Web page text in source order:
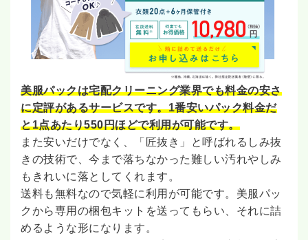
美服パックは宅配クリーニング業界でも料金の安さ
に定評があるサービスです。1番安いパック料金だ
と1点あたり550円ほどで利用が可能です。
また安いだけでなく、「匠抜き」と呼ばれるしみ抜
きの技術で、今まで落ちなかった難しい汚れやしみ
もきれいに落としてくれます。
送料も無料なので気軽に利用が可能です。美服パッ
クから専用の梱包キットを送ってもらい、それに詰
めるような形になります。